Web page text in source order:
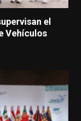
el
Vehículos